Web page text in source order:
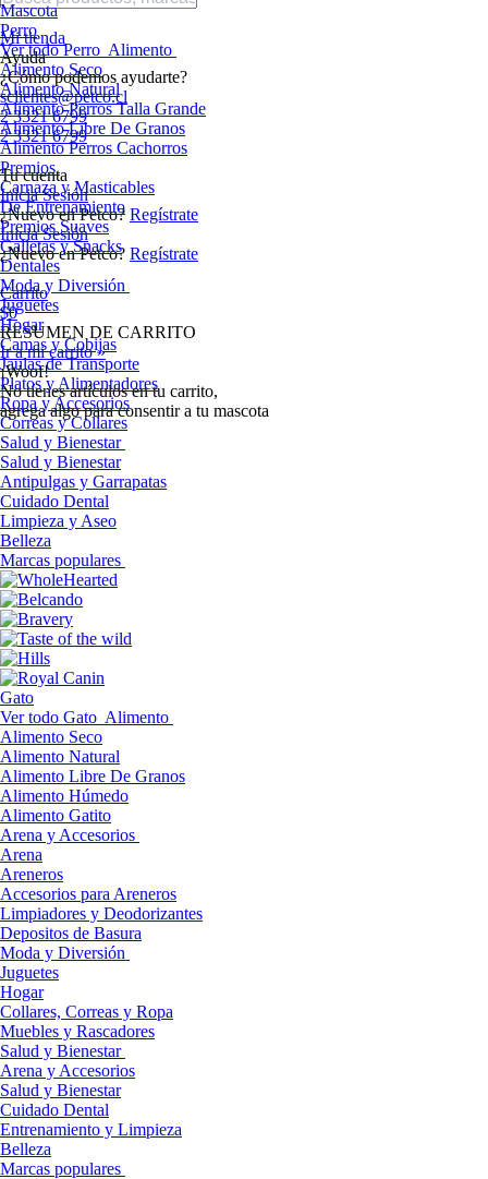
Mi tienda
Ayuda
¿Cómo podemos ayudarte?
sclientes@petco.cl
2 3321 6799
2 3321 6799
Tu cuenta
Inicia Sesión
¿Nuevo en Petco? Regístrate
Inicia Sesión
¿Nuevo en Petco? Regístrate
Carrito
$0
RESUMEN DE CARRITO
Ir a mi carrito »
¡Woof!
No tíenes artículos en tu carrito,
agrega algo para consentir a tu mascota
Mascota
Perro
Ver todo Perro Alimento
Alimento Seco
Alimento Natural
Alimento Perros Talla Grande
Alimento Libre De Granos
Alimento Perros Cachorros
Premios
Carnaza y Masticables
De Entrenamiento
Premios Suaves
Galletas y Snacks
Dentales
Moda y Diversión
Juguetes
Hogar
Camas y Cobijas
Jaulas de Transporte
Platos y Alimentadores
Ropa y Accesorios
Correas y Collares
Salud y Bienestar
Salud y Bienestar
Antipulgas y Garrapatas
Cuidado Dental
Limpieza y Aseo
Belleza
Marcas populares
Gato
Ver todo Gato Alimento
Alimento Seco
Alimento Natural
Alimento Libre De Granos
Alimento Húmedo
Alimento Gatito
Arena y Accesorios
Arena
Areneros
Accesorios para Areneros
Limpiadores y Deodorizantes
Depositos de Basura
Moda y Diversión
Juguetes
Hogar
Collares, Correas y Ropa
Muebles y Rascadores
Salud y Bienestar
Arena y Accesorios
Salud y Bienestar
Cuidado Dental
Entrenamiento y Limpieza
Belleza
Marcas populares